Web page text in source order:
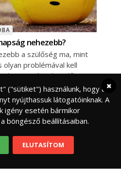
nehezebb?
a szülőség ma, mint
olyan problémával kell
20-30 évvel ezelőtt nem
("sütiket") használunk, hogy a
nyújthassuk látogatóinknak. A
igény esetén bármikor
böngésző beállításaiban.
ELUTASÍTOM